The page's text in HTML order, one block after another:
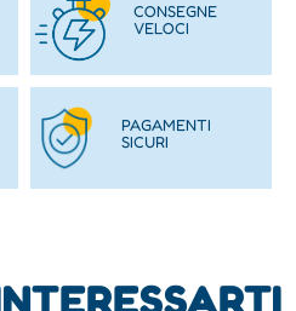
CONSEGNE
VELOCI
PAGAMENTI
SICURI